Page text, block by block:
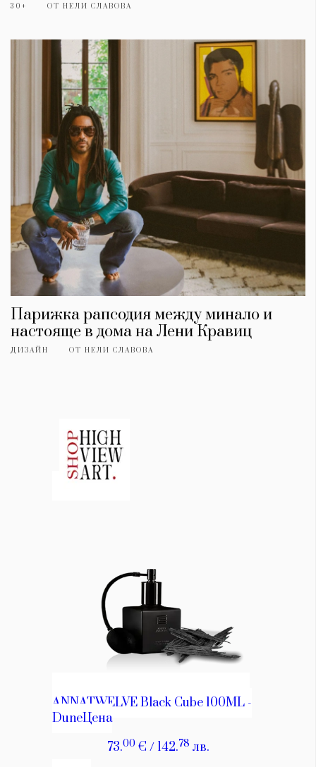
30+ ОТ НЕЛИ СЛАВОВА
Парижка рапсодия между минало и
настояще в дома на Лени Кравиц
ДИЗАЙН ОТ НЕЛИ СЛАВОВА